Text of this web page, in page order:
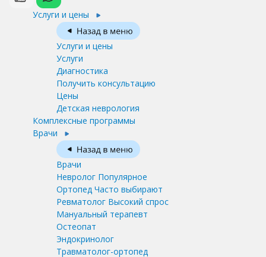
Услуги и цены
Услуги и цены
Услуги
Диагностика
Получить консультацию
Цены
Детская неврология
Комплексные программы
Врачи
Врачи
Невролог Популярное
Ортопед Часто выбирают
Ревматолог Высокий спрос
Мануальный терапевт
Остеопат
Эндокринолог
Травматолог-ортопед